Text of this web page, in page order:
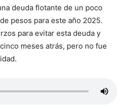
deuda flotante de un poco
pesos para este año 2025.
para evitar esta deuda y
meses atrás, pero no fue